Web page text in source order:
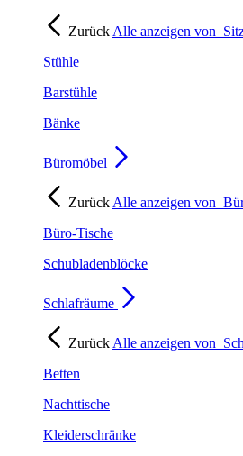
Zurück Alle anzeigen von
Stühle
Barstühle
Bänke
Büromöbel
Zurück Alle anzeigen von
Büro-Tische
Schubladenblöcke
Schlafräume
Zurück Alle anzeigen von
Betten
Nachttische
Kleiderschränke